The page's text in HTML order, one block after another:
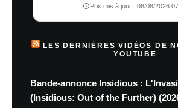
Prix mis à jour : 08/08/2026
LES DERNIÈRES VIDÉOS DE
YOUTUBE
Bande-annonce Insidious :
(Insidious: Out of the Further)